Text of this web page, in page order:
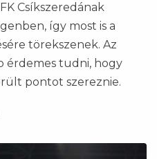
Csíkszeredának
így most is a
törekszenek. Az
tudni, hogy
pontot szereznie.